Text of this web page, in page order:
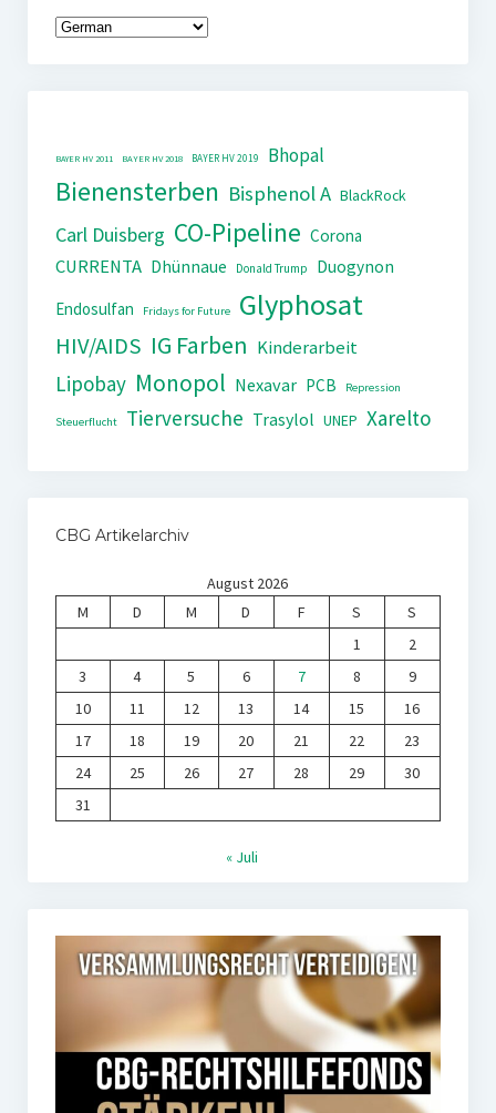
BAYER HV 2011 BAYER HV 2018 BAYER HV 2019 Bhopal
Bienensterben Bisphenol A BlackRock
Carl Duisberg CO-Pipeline Corona
CURRENTA Dhünnaue Donald Trump
Duogynon
Endosulfan
Fridays for Future Glyphosat
HIV/AIDS IG Farben Kinderarbeit
Lipobay Monopol Nexavar PCB Repression
Steuerflucht Tierversuche Trasylol UNEP Xarelto
CBG Artikelarchiv
August 2026
M
D M D F S
S
1
2
3
4 5 6 7 8
9
10
11 12 13 14 15
16
17
18 19 20 21 22
23
24
25 26 27 28 29
30
31
« Juli